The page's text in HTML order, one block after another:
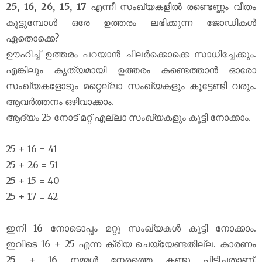
25, 16, 26, 15, 17 എന്നീ സംഖ്യകളിൽ രണ്ടെണ്ണം വീതം
കൂട്ടുമ്പോൾ ഒരേ ഉത്തരം ലഭിക്കുന്ന ജോഡികൾ
ഏതൊക്കെ?
ഊഹിച്ച് ഉത്തരം പറയാൻ ചിലർക്കൊക്കെ സാധിച്ചേക്കും.
എങ്കിലും കൃത്യമായി ഉത്തരം കണ്ടെത്താൻ ഓരോ
സംഖ്യകളോടും മറ്റെല്ലാ സംഖ്യകളും കൂട്ടേണ്ടി വരും.
ആവർത്തനം ഒഴിവാക്കാം.
ആദ്യം 25 നോട് മറ്റ് എല്ലാ സംഖ്യകളും കൂട്ടി നോക്കാം.
25 + 16 = 41
25 + 26 = 51
25 + 15 = 40
25 + 17 = 42
ഇനി 16 നോടൊപ്പം മറ്റു സംഖ്യകൾ കൂട്ടി നോക്കാം.
ഇവിടെ 16 + 25 എന്ന ക്രിയ ചെയ്യേണ്ടതില്ല. കാരണം